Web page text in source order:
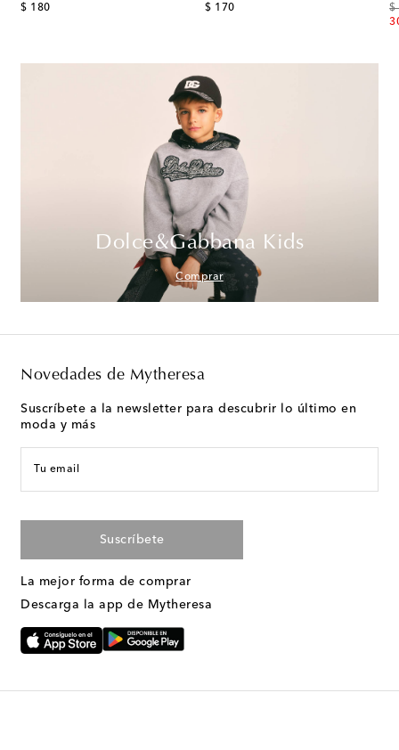
$ 180
original price
$ 170
original price $
Dolce&Gabbana Kids
Comprar
Novedades de Mytheresa
Suscríbete a la newsletter para descubrir lo último en
moda y más
Tu email
Suscríbete
La mejor forma de comprar
Descarga la app de Mytheresa